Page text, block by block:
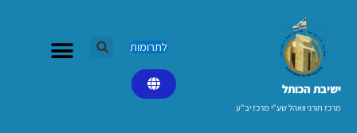
ישיבת הכותל​
מרכז תורני וואהל שע"י מרכז יב"ע
לתרומות